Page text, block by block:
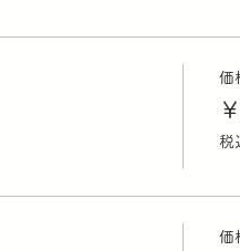
価
税
価